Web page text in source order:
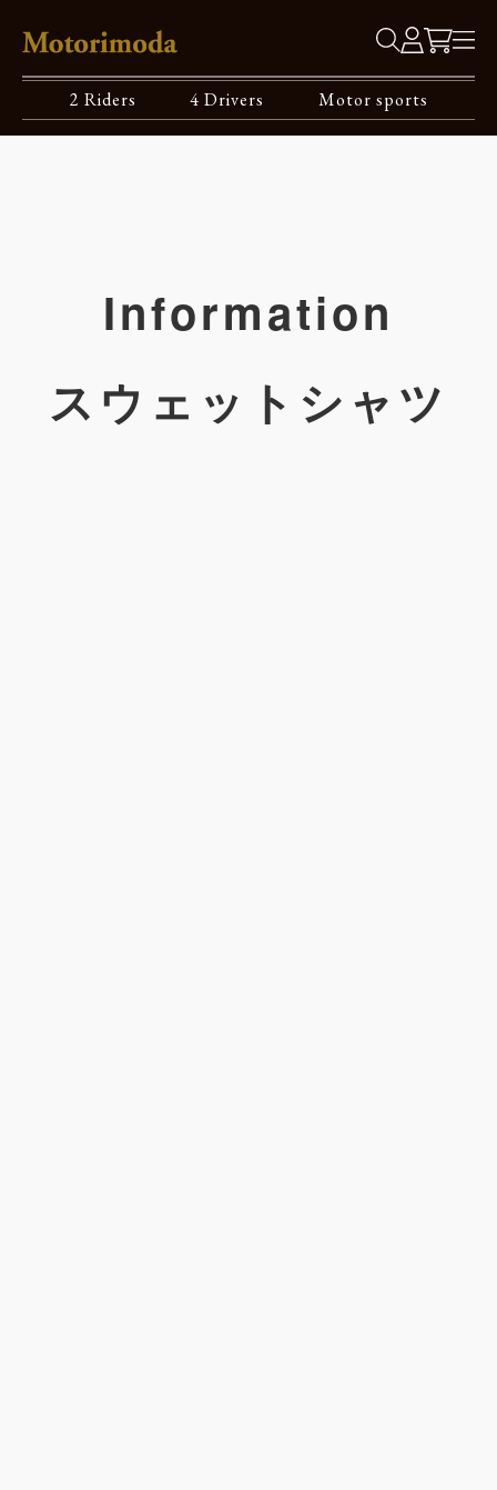
2 Riders 4 Drivers Motor sports
Information
スウェットシャツ